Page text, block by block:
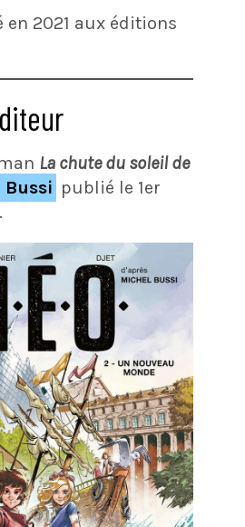
2021 aux éditions
La chute du soleil de
Bussi publié le 1er